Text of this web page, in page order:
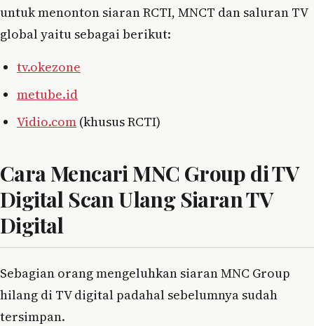
untuk menonton siaran RCTI, MNCT dan saluran TV
global yaitu sebagai berikut:
tv.okezone
metube.id
Vidio.com (khusus RCTI)
Cara Mencari MNC Group di TV
Digital Scan Ulang Siaran TV
Digital
Sebagian orang mengeluhkan siaran MNC Group
hilang di TV digital padahal sebelumnya sudah
tersimpan.